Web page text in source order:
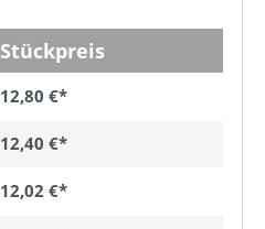
Stückpreis
12,80 €*
12,40 €*
12,02 €*